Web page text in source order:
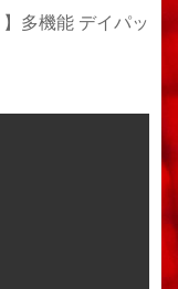
多機能 デイパッ